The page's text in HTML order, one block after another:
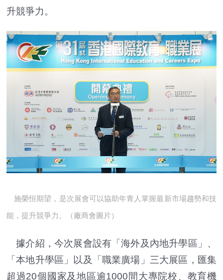
升競爭力。
施榮恒期望，是次展會可以協助年青人掌握最新市場趨勢和技
能，提升競爭力。（廠商會圖片）
據介紹，今次展會設有「海外及內地升學區」、
「本地升學區」以及「職業廣場」三大展區，匯集
超過20個國家及地區逾1000間大專院校、教育機